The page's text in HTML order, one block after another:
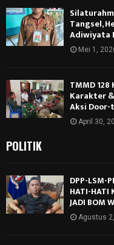
Tangsel,
Adiwiyata
Mei 1,
TMMD
Karakter
Aksi
April 30,
POLITIK
DPP-LSM-
HATI-HATI
JADI BOM
Agustus